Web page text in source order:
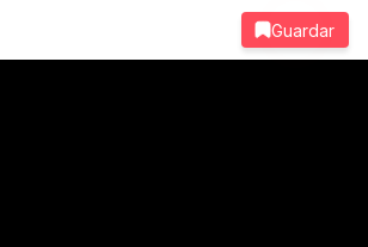
Guardar